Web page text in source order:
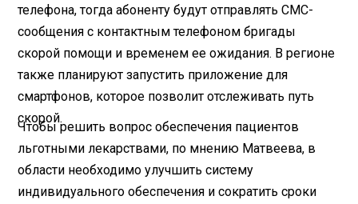
телефона, тогда абоненту будут отправлять СМС-
сообщения с контактным телефоном бригады
скорой помощи и временем ее ожидания. В регионе
также планируют запустить приложение для
смартфонов, которое позволит отслеживать путь
скорой.
Чтобы решить вопрос обеспечения пациентов
льготными лекарствами, по мнению Матвеева, в
области необходимо улучшить систему
индивидуального обеспечения и сократить сроки